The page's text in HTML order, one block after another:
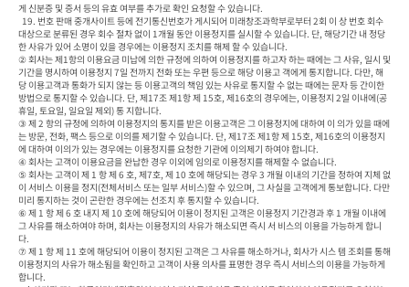
게 신분증 및 증서 등의 유효 여부를 추가로 확인 요청할 수 있습니다.
대상으로 분류된 경우 회수 절차 없이 1개월 동안 이용정지를 실시할 수 있습니다. 단, 해당기간 내 정당
한 사유가 있어 소명이 있을 경우에는 이용정지 조치를 해제 할 수 있습니다.
② 회사는 제1항의 이용요금 미납에 의한 규정에 의하여 이용정지를 하고자 하는 때에는 그 사유, 일시 및
기간을 명시하여 이용정지 7일 전까지 전화 또는 우편 등으로 해당 이용고 객에게 통지합니다. 다만, 해
당 이용고객과 통화가 되지 않는 등 이용고객의 책임 있는 사유로 통지할 수 없는 때에는 문자 등 간이한
방법으로 통지할 수 있습니다. 단, 제17조 제1항 제 15호, 제16호의 경우에는, 이용정지 2일 이내에(공
휴일, 토요일, 일요일 제외) 통 지합니다.
③ 제 2 항의 규정에 의하여 이용정지의 통지를 받은 이용고객은 그 이용정지에 대하여 이 의가 있을 때에
는 방문, 전화, 팩스 등으로 이의를 제기할 수 있습니다. 단, 제17조 제1항 제 15호, 제16호의 이용정지
에 대하여 이의가 있는 경우에는 이용정지를 요청한 기관에 이의제기 하여야 합니다.
④ 회사는 고객이 이용요금을 완납한 경우 이외에 임의로 이용정지를 해제할 수 없습니다.
⑤ 회사는 고객이 제 1 항 제 6 호, 제7호, 제 10 호에 해당되는 경우 3 개월 이내의 기간을 정하여 지체 없
이 서비스 이용을 정지(전체서비스 또는 일부 서비스)할 수 있으며, 그 사실을 고객에게 통보합니다. 다만
미리 통지하는 것이 곤란한 경우에는 선조치 후 통지할 수 있습니다.
⑥ 제 1 항 제 6 호 내지 제 10 호에 해당되어 이용이 정지된 고객은 이용정지 기간경과 후 1 개월 이내에
그 사유를 해소하여야 하며, 회사는 이용정지의 사유가 해소되면 즉시 서 비스의 이용을 가능하게 합니
다.
⑦ 제 1 항 제 11 호에 해당되어 이용이 정지된 고객은 그 사유를 해소하거나, 회사가 시스 템 조회를 통해
이용정지의 사유가 해소됨을 확인하고 고객이 사용 의사를 표명한 경우 즉시 서비스의 이용을 가능하게
합니다.